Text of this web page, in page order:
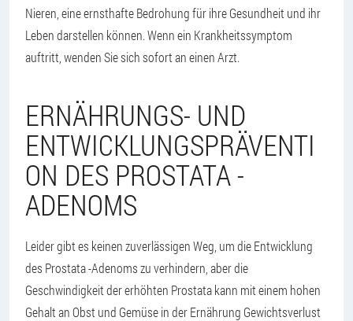
Nieren, eine ernsthafte Bedrohung für ihre Gesundheit und ihr
Leben darstellen können. Wenn ein Krankheitssymptom
auftritt, wenden Sie sich sofort an einen Arzt.
ERNÄHRUNGS- UND
ENTWICKLUNGSPRÄVENTI
ON DES PROSTATA -
ADENOMS
Leider gibt es keinen zuverlässigen Weg, um die Entwicklung
des Prostata -Adenoms zu verhindern, aber die
Geschwindigkeit der erhöhten Prostata kann mit einem hohen
Gehalt an Obst und Gemüse in der Ernährung Gewichtsverlust